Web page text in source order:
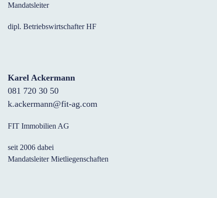
Mandatsleiter
dipl. Betriebswirtschafter HF
Karel Ackermann
081 720 30 50
k.ackermann@fit-ag.com
FIT Immobilien AG
seit 2006 dabei
Mandatsleiter Mietliegenschaften